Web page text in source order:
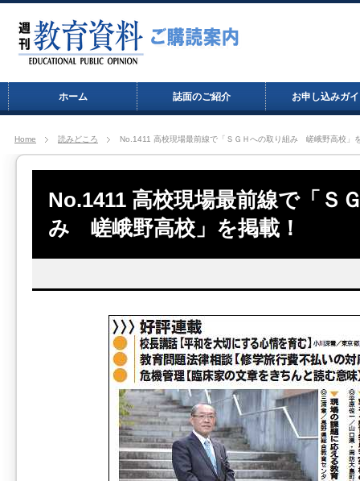
ホーム 誌面のご紹介 お申し込みガ
Home 読みどころ No.1411 高校現場最前線で「ＳＧＨへの取り組み 嵯峨野高校」
No.1411 高校現場最前線で「Ｓ
み 嵯峨野高校」を掲載！